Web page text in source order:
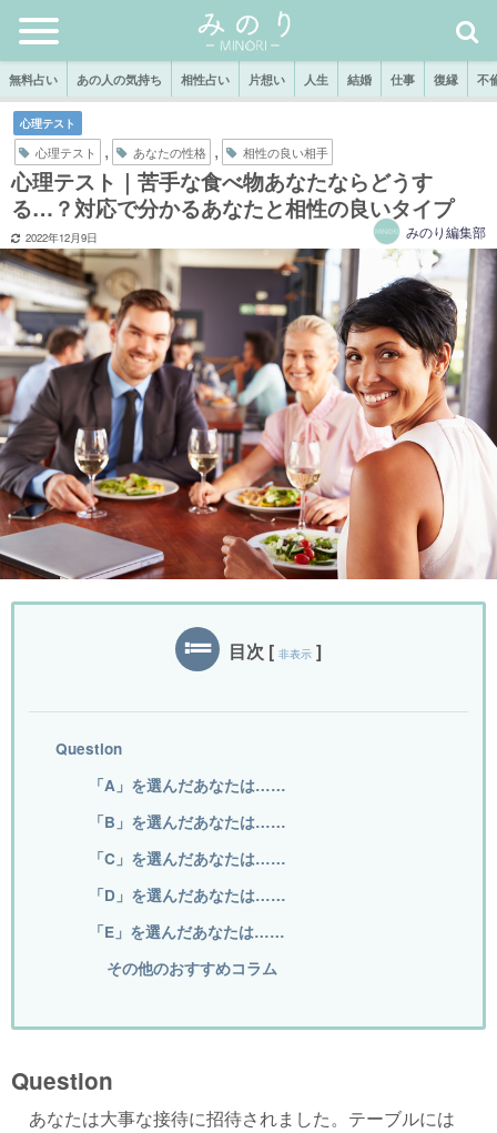
無料占い あの人の気持ち 相性占い 片想い 人生 結婚 仕事 復縁 不
心理テスト
心理テスト , あなたの性格 , 相性の良い相手
心理テスト｜苦手な食べ物あなたならどうす
る…？対応で分かるあなたと相性の良いタイプ
2022年12月9日 みのり編集部
目次 [ 非表示 ]
Question
「A」を選んだあなたは……
「B」を選んだあなたは……
「C」を選んだあなたは……
「D」を選んだあなたは……
「E」を選んだあなたは……
その他のおすすめコラム
Question
あなたは大事な接待に招待されました。テーブルには